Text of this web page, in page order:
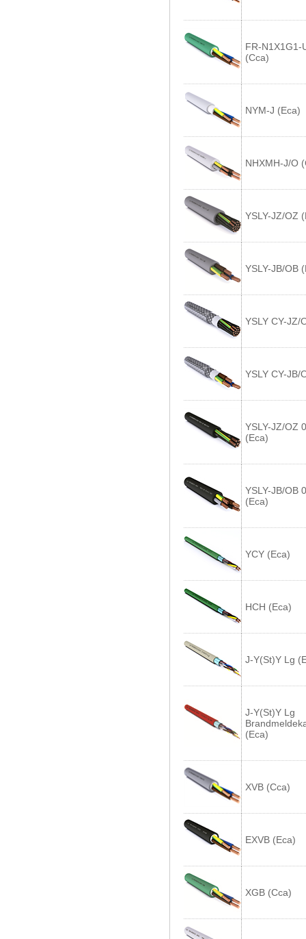
FR-N1X1G1-
(Cca)
NYM-J (Eca)
NHXMH-J/O
YSLY-JZ/OZ
YSLY-JB/OB
YSLY CY-JZ/
YSLY CY-JB/
YSLY-JZ/OZ
(Eca)
YSLY-JB/OB
(Eca)
YCY (Eca)
HCH (Eca)
J-Y(St)Y Lg
J-Y(St)Y Lg
(Eca)
XVB (Cca)
EXVB (Eca)
XGB (Cca)